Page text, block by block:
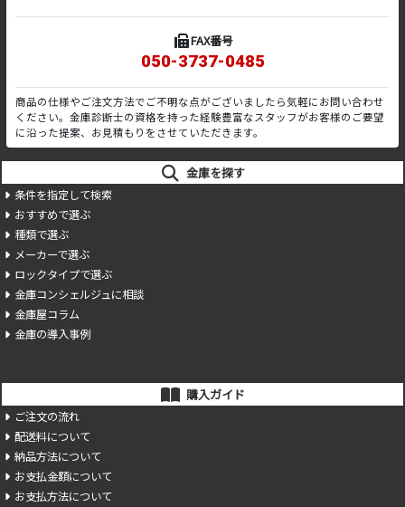
FAX番号
050-3737-0485
商品の仕様やご注文方法でご不明な点がございましたら気軽にお問い合わせ
ください。金庫診断士の資格を持った経験豊富なスタッフがお客様のご要望
に沿った提案、お見積もりをさせていただきます。
金庫を探す
条件を指定して検索
おすすめで選ぶ
種類で選ぶ
メーカーで選ぶ
ロックタイプで選ぶ
金庫コンシェルジュに相談
金庫屋コラム
金庫の導入事例
購入ガイド
ご注文の流れ
配送料について
納品方法について
お支払金額について
お支払方法について